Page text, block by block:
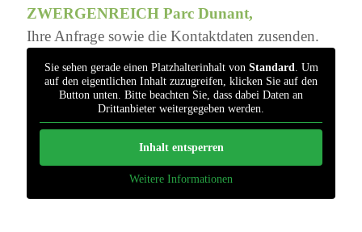
ZWERGENREICH Parc Dunant,
Ihre Anfrage sowie die Kontaktdaten zusenden.
Sie sehen gerade einen Platzhalterinhalt von Standard. Um
auf den eigentlichen Inhalt zuzugreifen, klicken Sie auf den
Button unten. Bitte beachten Sie, dass dabei Daten an
Drittanbieter weitergegeben werden.
Inhalt entsperren
Weitere Informationen